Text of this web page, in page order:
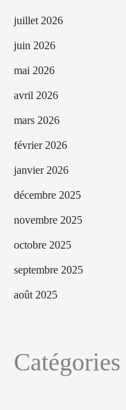
juillet 2026
juin 2026
mai 2026
avril 2026
mars 2026
février 2026
janvier 2026
décembre 2025
novembre 2025
octobre 2025
septembre 2025
août 2025
Catégories